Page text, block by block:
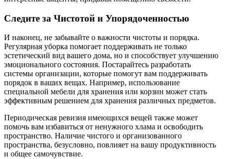
Следите за Чистотой и Упорядоченностью
И наконец, не забывайте о важности чистоты и порядка.
Регулярная уборка помогает поддерживать не только
эстетический вид вашего дома, но и способствует улучшению
эмоционального состояния. Постарайтесь разработать
системы организации, которые помогут вам поддерживать
порядок в ваших вещах. Например, использование
специальной мебели для хранения или корзин может стать
эффективным решением для хранения различных предметов.
Периодическая ревизия имеющихся вещей также может
помочь вам избавиться от ненужного хлама и освободить
пространство. Наличие чистого и организованного
пространства, безусловно, повлияет на вашу продуктивность
и общее самочувствие.